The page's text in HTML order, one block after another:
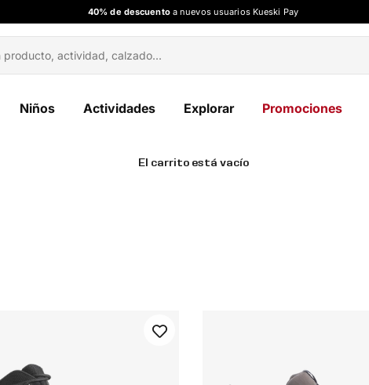
40% de descuentoa nuevos usuarios Kueski Pay
Niños Actividades Explorar Promociones
El carrito está vacío